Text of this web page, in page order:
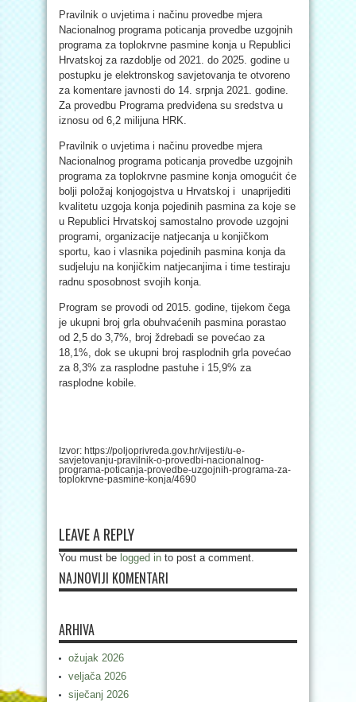
Pravilnik o uvjetima i načinu provedbe mjera
Nacionalnog programa poticanja provedbe uzgojnih
programa za toplokrvne pasmine konja u Republici
Hrvatskoj za razdoblje od 2021. do 2025. godine u
postupku je elektronskog savjetovanja te otvoreno
za komentare javnosti do 14. srpnja 2021. godine.
Za provedbu Programa predviđena su sredstva u
iznosu od 6,2 milijuna HRK.
Pravilnik o uvjetima i načinu provedbe mjera
Nacionalnog programa poticanja provedbe uzgojnih
programa za toplokrvne pasmine konja omogućit će
bolji položaj konjogojstva u Hrvatskoj i unaprijediti
kvalitetu uzgoja konja pojedinih pasmina za koje se
u Republici Hrvatskoj samostalno provode uzgojni
programi, organizacije natjecanja u konjičkom
sportu, kao i vlasnika pojedinih pasmina konja da
sudjeluju na konjičkim natjecanjima i time testiraju
radnu sposobnost svojih konja.
Program se provodi od 2015. godine, tijekom čega
je ukupni broj grla obuhvaćenih pasmina porastao
od 2,5 do 3,7%, broj ždrebadi se povećao za
18,1%, dok se ukupni broj rasplodnih grla povećao
za 8,3% za rasplodne pastuhe i 15,9% za
rasplodne kobile.
Izvor: https://poljoprivreda.gov.hr/vijesti/u-e-
savjetovanju-pravilnik-o-provedbi-nacionalnog-
programa-poticanja-provedbe-uzgojnih-programa-za-
toplokrvne-pasmine-konja/4690
LEAVE A REPLY
You must be logged in to post a comment.
NAJNOVIJI KOMENTARI
ARHIVA
ožujak 2026
veljača 2026
siječanj 2026